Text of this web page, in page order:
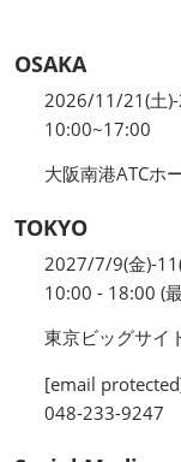
OSAKA
2026/11/21(土)-
10:00~17:00
大阪南港ATCホ
TOKYO
2027/7/9(金)-
10:00 - 18:00 (
東京ビッグサイ
[email
048-233-9247